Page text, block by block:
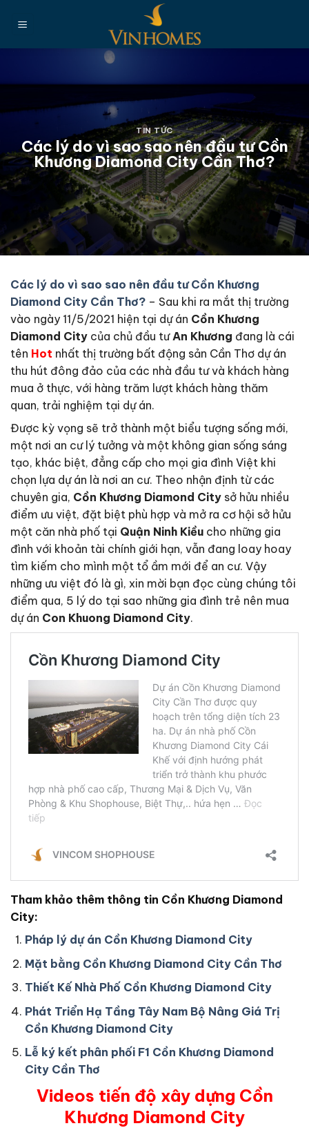
đến
TIN TỨC
Các lý do vì sao sao nên đầu tư Cồn
Khương Diamond City Cần Thơ?
Các lý do vì sao sao nên đầu tư Cồn Khương
Diamond City Cần Thơ? – Sau khi ra mắt thị trường
vào ngày 11/5/2021 hiện tại dự án Cồn Khương
Diamond City của chủ đầu tưAn Khương đang là cái
tên Hot nhất thị trường bất động sản Cần Thơ dự án
thu hút đông đảo của các nhà đầu tư và khách hàng
mua ở thực, với hàng trăm lượt khách hàng thăm
quan, trải nghiệm tại dự án.
Được kỳ vọng sẽ trở thành một biểu tượng sống mới,
một nơi an cư lý tưởng và một không gian sống sáng
tạo, khác biệt, đẳng cấp cho mọi gia đình Việt khi
chọn lựa dự án là nơi an cư. Theo nhận định từ các
chuyên gia, Cồn Khương Diamond City sở hửu nhiều
điểm ưu việt, đặt biệt phù hợp và mở ra cơ hội sở hửu
một căn nhà phố tại Quận Ninh Kiều cho những gia
đình với khoản tài chính giới hạn, vẫn đang loay hoay
tìm kiếm cho mình một tổ ầm mới để an cư. Vậy
những ưu việt đó là gì, xin mời bạn đọc cùng chúng tôi
điểm qua, 5 lý do tại sao những gia đình trẻ nên mua
dự án Con Khuong Diamond City.
Tham khảo thêm thông tin Cồn Khương Diamond
City:
Pháp lý dự án Cồn Khương Diamond City
Mặt bằng Cồn Khương Diamond City Cần Thơ
Thiết Kế Nhà Phố Cồn Khương Diamond City
Phát Triển Hạ Tầng Tây Nam Bộ Nâng Giá Trị
Cồn Khương Diamond City
Lễ ký kết phân phối F1 Cồn Khương Diamond
City Cần Thơ
Videos tiến độ xây dựng Cồn
Khương Diamond City